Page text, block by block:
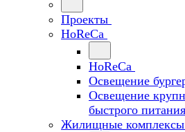
Проекты
HoReCa
HoReCa
Освещение
Освещение
быстрого питания
Жилищные комплексы